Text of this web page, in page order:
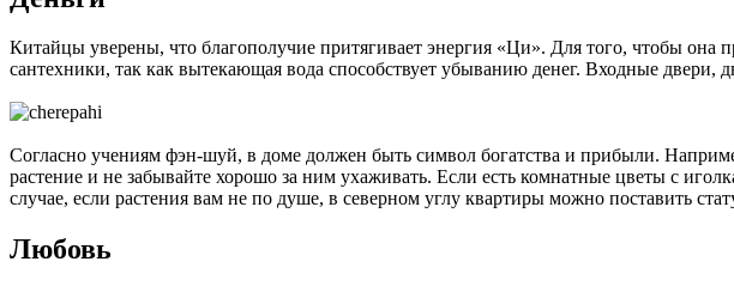
Китайцы уверены, что благополучие притягивает энергия «Ци». Для того, чтобы
сантехники, так как вытекающая вода способствует убыванию денег. Входные
Согласно учениям фэн-шуй, в доме должен быть символ богатства и прибыли.
растение и не забывайте хорошо за ним ухаживать. Если есть комнатные цветы с
случае, если растения вам не по душе, в северном углу квартиры можно поставить
Любовь